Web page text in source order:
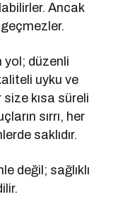
Ancak
yol; düzenli
uyku ve
kısa süreli
sırrı, her
saklıdır.
değil; sağlıklı